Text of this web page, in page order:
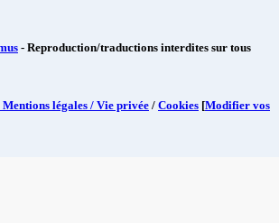
- Reproduction/traductions interdites sur tous
légales / Vie privée / Cookies [Modifier vos